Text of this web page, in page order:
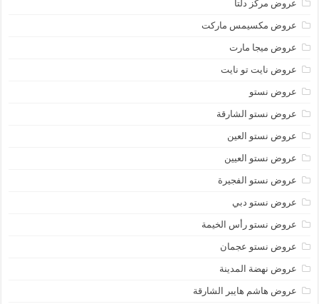
عروض مركز دلتا
عروض مكسيمس ماركت
عروض ميجا مارت
عروض نايت تو نايت
عروض نستو
عروض نستو الشارقة
عروض نستو العين
عروض نستو العيين
عروض نستو الفجيرة
عروض نستو دبي
عروض نستو رأس الخيمة
عروض نستو عجمان
عروض نهضة المدينة
عروض هاشم هايبر الشارقة